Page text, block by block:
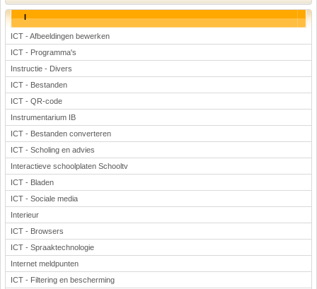
I
ICT - Afbeeldingen bewerken
ICT - Programma's
Instructie - Divers
ICT - Bestanden
ICT - QR-code
Instrumentarium IB
ICT - Bestanden converteren
ICT - Scholing en advies
Interactieve schoolplaten Schooltv
ICT - Bladen
ICT - Sociale media
Interieur
ICT - Browsers
ICT - Spraaktechnologie
Internet meldpunten
ICT - Filtering en bescherming